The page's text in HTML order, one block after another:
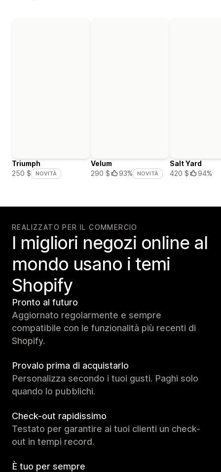
Triumph
250 $
NOVITÀ
Velum
290 $
93% NOVITÀ
Salt Yard
420 $
94%
REALIZZATO PER IL COMMERCIO
I migliori negozi online al
mondo usano i temi
Shopify
Pronto al futuro
Aggiornato regolarmente e sempre
compatibile con le funzionalità più recenti di
Shopify.
Provalo prima di acquistarlo
Personalizza secondo i tuoi gusti. Paghi solo
quando lo pubblichi.
Check-out rapidissimo
Testato per garantire ai tuoi clienti un check-
out in tempi record.
È tuo per sempre